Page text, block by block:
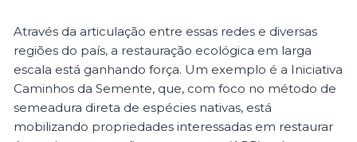
Através da articulação entre essas redes e diversas
regiões do país, a restauração ecológica em larga
escala está ganhando força. Um exemplo é a Iniciativa
Caminhos da Semente, que, com foco no método de
semeadura direta de espécies nativas, está
mobilizando propriedades interessadas em restaurar